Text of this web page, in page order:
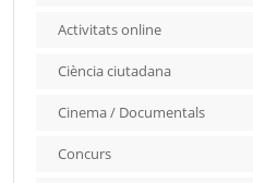
Activitats online
Ciència ciutadana
Cinema / Documentals
Concurs